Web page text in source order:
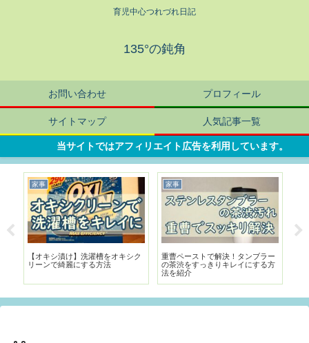
育児中心つれづれ日記
135°の鈍角
お問い合わせ プロフィール
サイトマップ 人気記事一覧
当サイトではアフィリエイト広告を利用しています。
家事
【オキシ漬け】洗濯槽をオキシク
リーンで綺麗にする方法
家事
重曹ペーストで解決！タンブラー
の茶渋をすっきりキレイにする方
法を紹介